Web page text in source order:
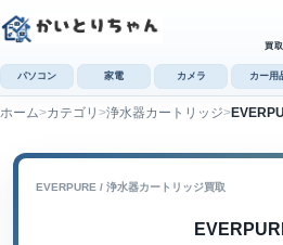
買
パソコン 家電 カメラ カー用
ホーム カテゴリ 浄水器カートリッジ
EVERPURE / 浄水器カートリッジ買取